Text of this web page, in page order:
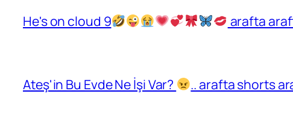
He's on cloud 9 arafta
Ateş'in Bu Evde Ne İşi Var? .. arafta shorts